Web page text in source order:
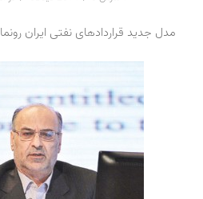
مدل جدید قراردادهای نفتی ایران